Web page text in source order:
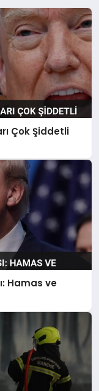
Çok Şiddetli
Hamas ve